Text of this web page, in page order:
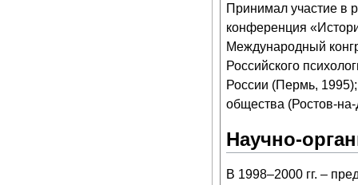
Принимал участие в
конференция
Международный
Российского
России (Пермь,
общества (Ростов-
Научно-
В 1998–2000 гг. –